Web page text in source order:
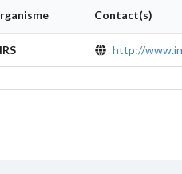
Contact(s)
http://